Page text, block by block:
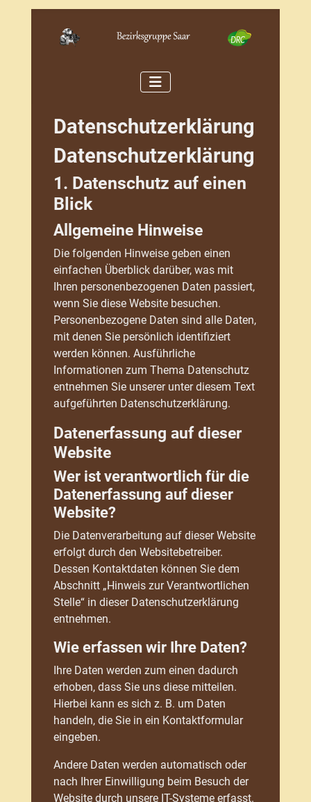
Datenschutzerklärung
Datenschutz­erklärung
1. Datenschutz auf einen
Blick
Allgemeine Hinweise
Die folgenden Hinweise geben einen
einfachen Überblick darüber, was mit
Ihren personenbezogenen Daten passiert,
wenn Sie diese Website besuchen.
Personenbezogene Daten sind alle Daten,
mit denen Sie persönlich identifiziert
werden können. Ausführliche
Informationen zum Thema Datenschutz
entnehmen Sie unserer unter diesem Text
aufgeführten Datenschutzerklärung.
Datenerfassung auf dieser
Website
Wer ist verantwortlich für die
Datenerfassung auf dieser
Website?
Die Datenverarbeitung auf dieser Website
erfolgt durch den Websitebetreiber.
Dessen Kontaktdaten können Sie dem
Abschnitt „Hinweis zur Verantwortlichen
Stelle“ in dieser Datenschutzerklärung
entnehmen.
Wie erfassen wir Ihre Daten?
Ihre Daten werden zum einen dadurch
erhoben, dass Sie uns diese mitteilen.
Hierbei kann es sich z. B. um Daten
handeln, die Sie in ein Kontaktformular
eingeben.
Andere Daten werden automatisch oder
nach Ihrer Einwilligung beim Besuch der
Website durch unsere IT-Systeme erfasst.